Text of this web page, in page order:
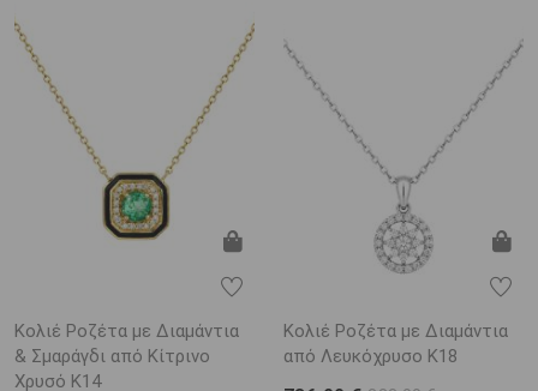
Κολιέ Ροζέτα με Διαμάντια
& Σμαράγδι από Κίτρινο
Χρυσό K14
Κολιέ Ροζέτα με Διαμάντια
από Λευκόχρυσο K18